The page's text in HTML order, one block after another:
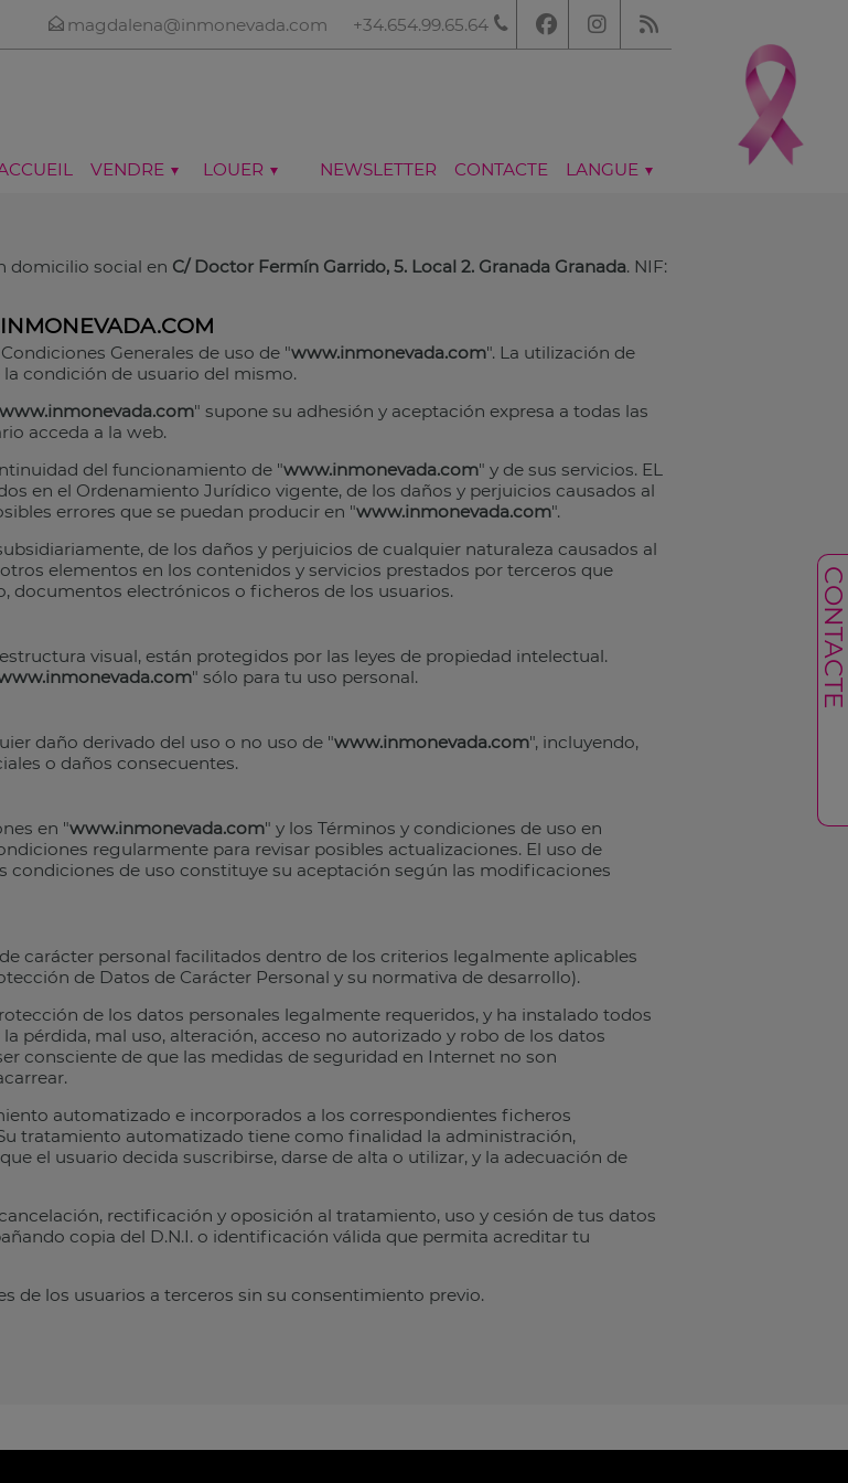
+34.654.99.65.64
magdalena@inmonevada.com
VENDRE LOUER NEWSLETTER CONTACTE LANGUE
domicilio social en C/ Doctor Fermín Garrido, 5. Local 2. Granada Granada. NIF:
Generales de uso de "www.inmonevada.com". La utilización de
la condición de usuario del mismo.
www.inmonevada.com" supone su adhesión y aceptación expresa a todas las
acceda a la web.
del funcionamiento de "www.inmonevada.com" y de sus servicios. EL
en el Ordenamiento Jurídico vigente, de los daños y perjuicios causados al
errores que se puedan producir en "www.inmonevada.com".
de los daños y perjuicios de cualquier naturaleza causados al
elementos en los contenidos y servicios prestados por terceros que
documentos electrónicos o ficheros de los usuarios.
visual, están protegidos por las leyes de propiedad intelectual.
" sólo para tu uso personal.
daño derivado del uso o no uso de "www.inmonevada.com", incluyendo,
o daños consecuentes.
en "www.inmonevada.com" y los Términos y condiciones de uso en
regularmente para revisar posibles actualizaciones. El uso de
condiciones de uso constituye su aceptación según las modificaciones
carácter personal facilitados dentro de los criterios legalmente aplicables
de Datos de Carácter Personal y su normativa de desarrollo).
de los datos personales legalmente requeridos, y ha instalado todos
pérdida, mal uso, alteración, acceso no autorizado y robo de los datos
consciente de que las medidas de seguridad en Internet no son
automatizado e incorporados a los correspondientes ficheros
tratamiento automatizado tiene como finalidad la administración,
el usuario decida suscribirse, darse de alta o utilizar, y la adecuación de
rectificación y oposición al tratamiento, uso y cesión de tus datos
copia del D.N.I. o identificación válida que permita acreditar tu
de los usuarios a terceros sin su consentimiento previo.